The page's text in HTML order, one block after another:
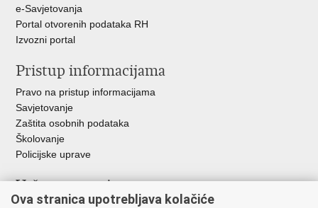
e-Savjetovanja
Portal otvorenih podataka RH
Izvozni portal
Pristup informacijama
Pravo na pristup informacijama
Savjetovanje
Zaštita osobnih podataka
Školovanje
Policijske uprave
Važne poveznice
Ova stranica upotrebljava kolačiće